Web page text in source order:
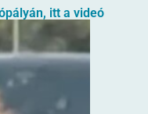
itt a videó